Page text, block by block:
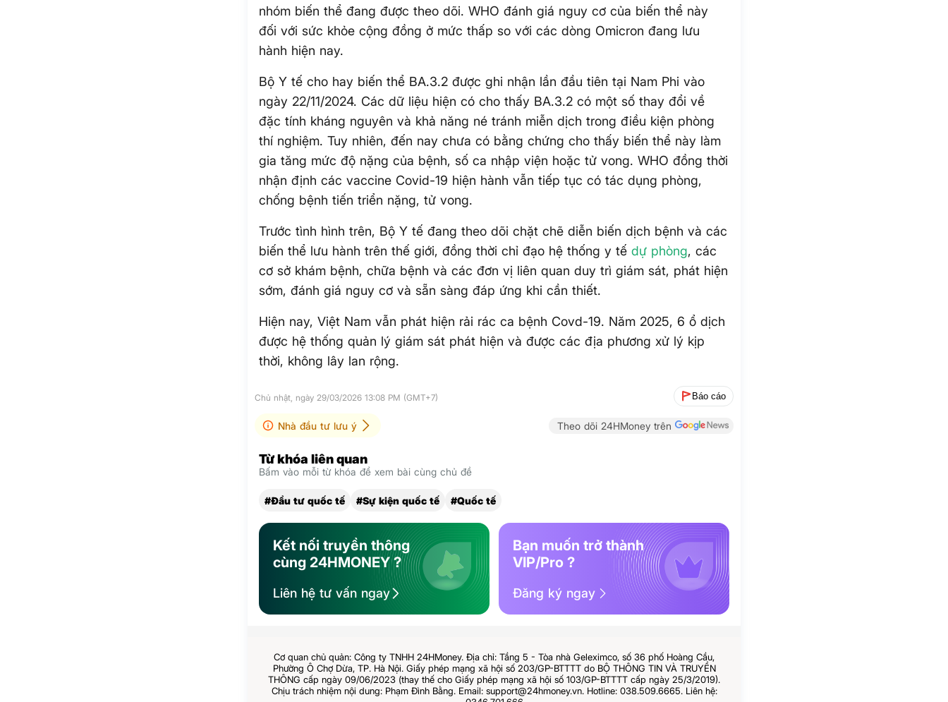
nhóm biến thể đang được theo dõi. WHO đánh giá nguy cơ của biến thể này
đối với sức khỏe cộng đồng ở mức thấp so với các dòng Omicron đang lưu
hành hiện nay.
Bộ Y tế cho hay biến thể BA.3.2 được ghi nhận lần đầu tiên tại Nam Phi vào
ngày 22/11/2024. Các dữ liệu hiện có cho thấy BA.3.2 có một số thay đổi về
đặc tính kháng nguyên và khả năng né tránh miễn dịch trong điều kiện phòng
thí nghiệm. Tuy nhiên, đến nay chưa có bằng chứng cho thấy biến thể này làm
gia tăng mức độ nặng của bệnh, số ca nhập viện hoặc tử vong. WHO đồng thời
nhận định các vaccine Covid-19 hiện hành vẫn tiếp tục có tác dụng phòng,
chống bệnh tiến triển nặng, tử vong.
Trước tình hình trên, Bộ Y tế đang theo dõi chặt chẽ diễn biến dịch bệnh và các
biến thể lưu hành trên thế giới, đồng thời chỉ đạo hệ thống y tếdự phòng, các
cơ sở khám bệnh, chữa bệnh và các đơn vị liên quan duy trì giám sát, phát hiện
sớm, đánh giá nguy cơ và sẵn sàng đáp ứng khi cần thiết.
Hiện nay, Việt Nam vẫn phát hiện rải rác ca bệnh Covd-19. Năm 2025, 6 ổ dịch
được hệ thống quản lý giám sát phát hiện và được các địa phương xử lý kịp
thời, không lây lan rộng.
Chủ nhật, ngày 29/03/2026 13:08 PM (GMT+7) Báo cáo
Nhà đầu tư lưu ý Theo dõi 24HMoney trên
Từ khóa liên quan
Bấm vào mỗi từ khóa để xem bài cùng chủ đề
#Đầu tư quốc tế #Sự kiện quốc tế #Quốc tế
Kết nối truyền thông
cùng 24HMONEY ?
Liên hệ tư vấn ngay
Bạn muốn trở thành
VIP/Pro ?
Đăng ký ngay
Cơ quan chủ quản: Công ty TNHH 24HMoney. Địa chỉ: Tầng 5 - Tòa nhà Geleximco, số 36 phố Hoàng Cầu,
Phường Ô Chợ Dừa, TP. Hà Nội. Giấy phép mạng xã hội số 203/GP-BTTTT do BỘ THÔNG TIN VÀ TRUYỀN
THÔNG cấp ngày 09/06/2023 (thay thế cho Giấy phép mạng xã hội số 103/GP-BTTTT cấp ngày 25/3/2019).
Chịu trách nhiệm nội dung: Phạm Đình Bằng. Email: support@24hmoney.vn. Hotline: 038.509.6665. Liên hệ: